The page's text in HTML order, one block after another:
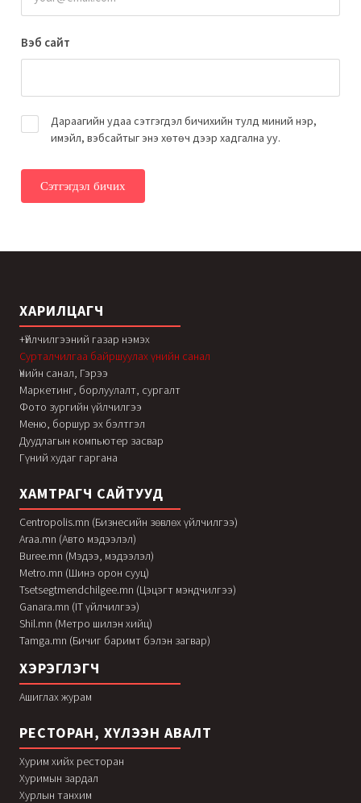
Вэб сайт
Дараагийн удаа сэтгэгдэл бичихийн тулд миний нэр,
имэйл, вэбсайтыг энэ хөтөч дээр хадгална уу.
ХАРИЛЦАГЧ
+Үйлчилгээний газар нэмэх
Сурталчилгаа байршуулах үнийн санал
Үнийн санал, Гэрээ
Маркетинг, борлуулалт, сургалт
Фото зургийн үйлчилгээ
Меню, боршур эх бэлтгэл
Дуудлагын компьютер засвар
Гүний худаг гаргана
ХАМТРАГЧ САЙТУУД
Centropolis.mn (Бизнесийн зөвлөх үйлчилгээ)
Araa.mn (Авто мэдээлэл)
Buree.mn (Мэдээ, мэдээлэл)
Metro.mn (Шинэ орон сууц)
Tsetsegtmendchilgee.mn (Цэцэгт мэндчилгээ)
Ganara.mn (IT үйлчилгээ)
Shil.mn (Метро шилэн хийц)
Tamga.mn (Бичиг баримт бэлэн загвар)
ХЭРЭГЛЭГЧ
Ашиглах журам
РЕСТОРАН, ХҮЛЭЭН АВАЛТ
Хурим хийх ресторан
Хуримын зардал
Хурлын танхим